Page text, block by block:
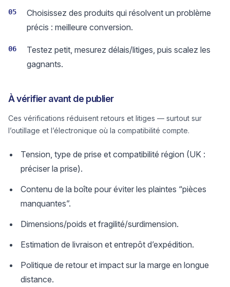
05
Choisissez des produits qui résolvent un problème
précis : meilleure conversion.
06
Testez petit, mesurez délais/litiges, puis scalez les
gagnants.
À vérifier avant de publier
Ces vérifications réduisent retours et litiges — surtout sur
l’outillage et l’électronique où la compatibilité compte.
Tension, type de prise et compatibilité région (UK :
préciser la prise).
Contenu de la boîte pour éviter les plaintes “pièces
manquantes”.
Dimensions/poids et fragilité/surdimension.
Estimation de livraison et entrepôt d’expédition.
Politique de retour et impact sur la marge en longue
distance.